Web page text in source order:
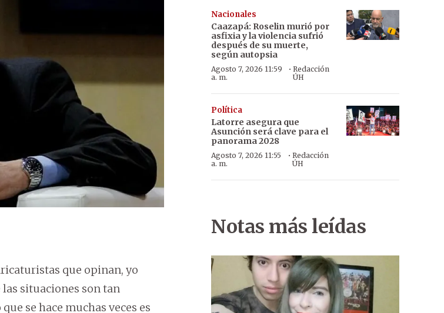
que opinan, yo
situaciones son tan
se hace muchas veces es
Nacionales
Caazapá: Roselin murió por
asfixia y la violencia sufrió
después de su muerte,
según autopsia
Agosto 7, 2026 11:59
a. m.
· Redacción
ÚH
Política
Latorre asegura que
Asunción será clave para el
panorama 2028
Agosto 7, 2026 11:55
a. m.
·Redacción
ÚH
Notas más leídas